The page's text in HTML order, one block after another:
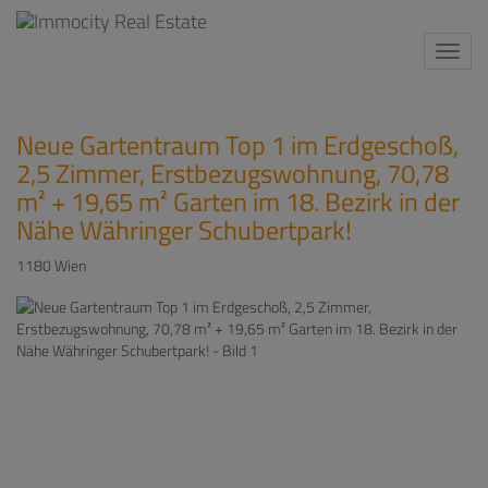
Neue Gartentraum Top 1 im Erdgeschoß,
2,5 Zimmer, Erstbezugswohnung, 70,78
m² + 19,65 m² Garten im 18. Bezirk in der
Nähe Währinger Schubertpark!
1180 Wien